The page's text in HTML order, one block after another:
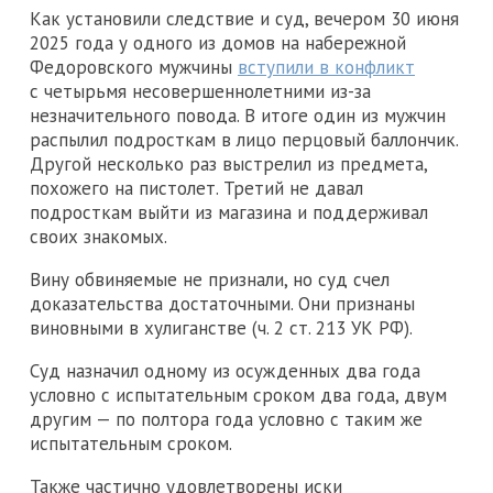
Как установили следствие и суд, вечером 30 июня
2025 года у одного из домов на набережной
Федоровского мужчины вступили в конфликт
с четырьмя несовершеннолетними из-за
незначительного повода. В итоге один из мужчин
распылил подросткам в лицо перцовый баллончик.
Другой несколько раз выстрелил из предмета,
похожего на пистолет. Третий не давал
подросткам выйти из магазина и поддерживал
своих знакомых.
Вину обвиняемые не признали, но суд счел
доказательства достаточными. Они признаны
виновными в хулиганстве (ч. 2 ст. 213 УК РФ).
Суд назначил одному из осужденных два года
условно с испытательным сроком два года, двум
другим — по полтора года условно с таким же
испытательным сроком.
Также частично удовлетворены иски